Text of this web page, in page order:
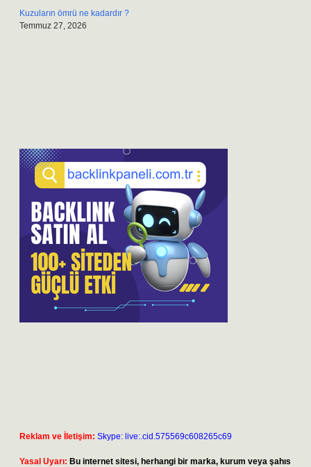
Kuzuların ömrü ne kadardır ?
Temmuz 27, 2026
Reklam ve İletişim: Skype: live:.cid.575569c608265c69
Yasal Uyarı: Bu internet sitesi, herhangi bir marka, kurum veya şahıs